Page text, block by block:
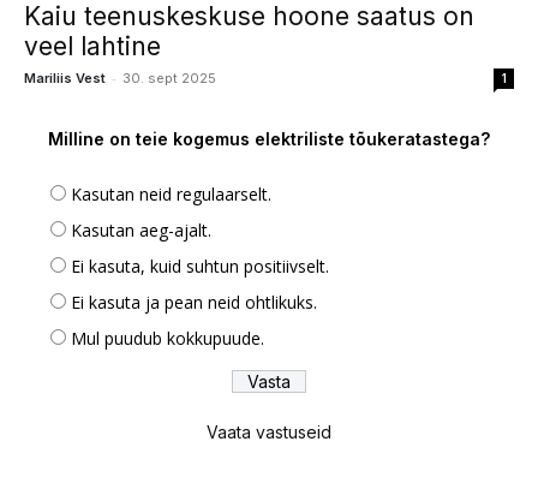
Kaiu teenuskeskuse hoone saatus on
veel lahtine
Mariliis Vest - 30. sept 2025 1
Milline on teie kogemus elektriliste tõukeratastega?
Kasutan neid regulaarselt.
Kasutan aeg-ajalt.
Ei kasuta, kuid suhtun positiivselt.
Ei kasuta ja pean neid ohtlikuks.
Mul puudub kokkupuude.
Vaata vastuseid